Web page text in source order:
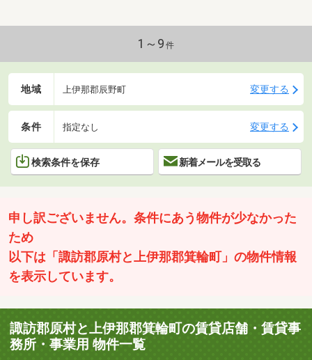
1～9 件
地域 上伊那郡辰野町 変更する
条件 指定なし 変更する
検索条件を保存 新着メールを受取る
申し訳ございません。条件にあう物件が少なかった
ため
以下は「諏訪郡原村と上伊那郡箕輪町」の物件情報
を表示しています。
諏訪郡原村と上伊那郡箕輪町の賃貸店舗・賃貸事
務所・事業用 物件一覧